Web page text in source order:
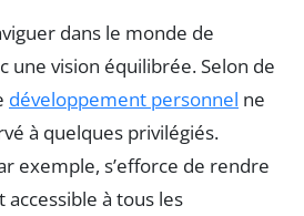
dans le monde de
une vision équilibrée. Selon de
développement personnel ne
à quelques privilégiés.
exemple, s’efforce de rendre
à tous les